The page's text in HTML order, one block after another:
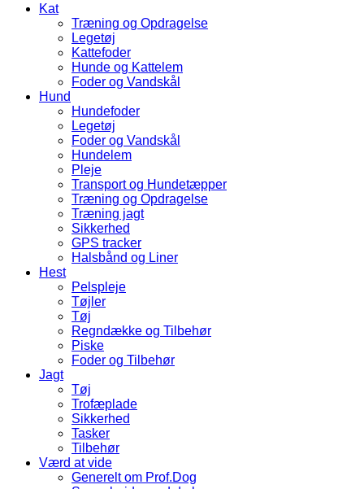
Kat
Træning og Opdragelse
Legetøj
Kattefoder
Hunde og Kattelem
Foder og Vandskål
Hund
Hundefoder
Legetøj
Foder og Vandskål
Hundelem
Pleje
Transport og Hundetæpper
Træning og Opdragelse
Træning jagt
Sikkerhed
GPS tracker
Halsbånd og Liner
Hest
Pelspleje
Tøjler
Tøj
Regndække og Tilbehør
Piske
Foder og Tilbehør
Jagt
Tøj
Trofæplade
Sikkerhed
Tasker
Tilbehør
Værd at vide
Generelt om Prof.Dog